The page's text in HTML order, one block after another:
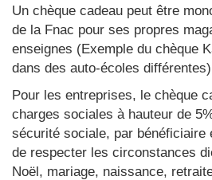
Un chèque cadeau peut être
de la Fnac pour ses propres
enseignes (Exemple du chèque
dans des auto-écoles différentes)
Pour les entreprises, le chèque
charges sociales à hauteur de
sécurité sociale, par bénéficiaire
de respecter les circonstances
Noël, mariage, naissance,